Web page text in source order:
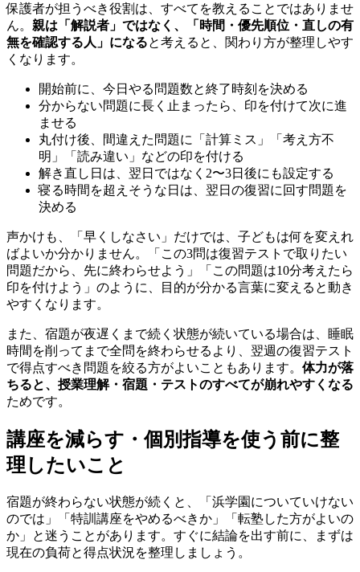
保護者が担うべき役割は、すべてを教えることではありませ
ん。 親は「解説者」ではなく、「時間・優先順位・直しの有
無を確認する人」になると考えると、関わり方が整理しやす
くなります。
開始前に、今日やる問題数と終了時刻を決める
分からない問題に長く止まったら、印を付けて次に進
ませる
丸付け後、間違えた問題に「計算ミス」「考え方不
明」「読み違い」などの印を付ける
解き直し日は、翌日ではなく2〜3日後にも設定する
寝る時間を超えそうな日は、翌日の復習に回す問題を
決める
声かけも、「早くしなさい」だけでは、子どもは何を変えれ
ばよいか分かりません。「この3問は復習テストで取りたい
問題だから、先に終わらせよう」「この問題は10分考えたら
印を付けよう」のように、目的が分かる言葉に変えると動き
やすくなります。
また、宿題が夜遅くまで続く状態が続いている場合は、睡眠
時間を削ってまで全問を終わらせるより、翌週の復習テスト
で得点すべき問題を絞る方がよいこともあります。 体力が落
ちると、授業理解・宿題・テストのすべてが崩れやすくなる
ためです。
講座を減らす・個別指導を使う前に整
理したいこと
宿題が終わらない状態が続くと、「浜学園についていけない
のでは」「特訓講座をやめるべきか」「転塾した方がよいの
か」と迷うことがあります。すぐに結論を出す前に、まずは
現在の負荷と得点状況を整理しましょう。